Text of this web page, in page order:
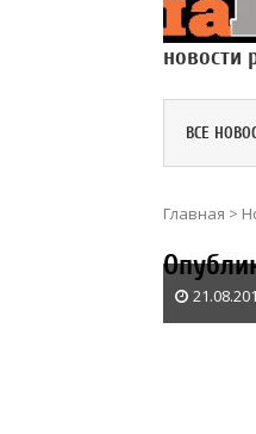
новости
ВСЕ
Главная >